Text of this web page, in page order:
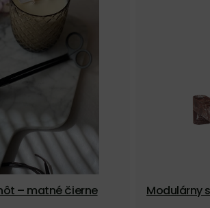
– matné čierne
Modulárny